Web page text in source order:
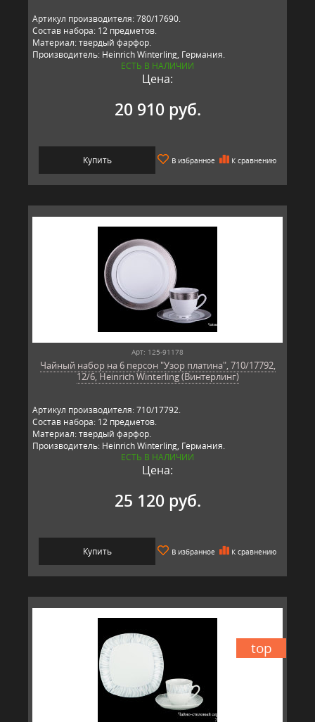
Артикул производителя: 780/17690.
Состав набора: 12 предметов.
Материал: твердый фарфор.
Производитель: Heinrich Winterling, Германия.
ЕСТЬ В НАЛИЧИИ
Цена:
20 910 руб.
Купить В избранное К сравнению
Арт: 125-91178
Чайный набор на 6 персон "Узор платина", 710/17792,
12/6, Heinrich Winterling (Винтерлинг)
Артикул производителя: 710/17792.
Состав набора: 12 предметов.
Материал: твердый фарфор.
Производитель: Heinrich Winterling, Германия.
ЕСТЬ В НАЛИЧИИ
Цена:
25 120 руб.
Купить В избранное К сравнению
top